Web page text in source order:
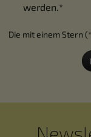
werden.*
Die mit einem Stern